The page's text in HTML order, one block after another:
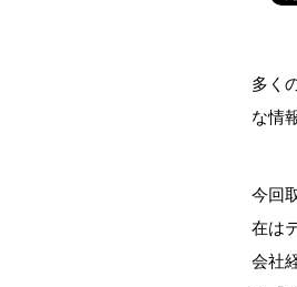
多く
な情
今回
在は
会社